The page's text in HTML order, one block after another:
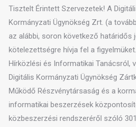
Tisztelt Érintett Szervezetek! A
Kormányzati Ügynökség Zrt. (a
az alábbi, soron következő határidős
kötelezettségre hívja fel a
Hírközlési és Informatikai Tanácsról,
Digitális Kormányzati Ügynökség
Működő Részvénytársaság és a
informatikai beszerzések
közbeszerzési rendszeréről szóló